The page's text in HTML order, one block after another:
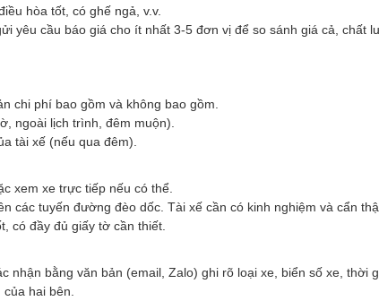
hòa tốt, có ghế ngả, v.v.
yêu cầu báo giá cho ít nhất 3-5 đơn vị để so sánh giá cả, chất
chi phí bao gồm và không bao gồm.
ngoài lịch trình, đêm muộn).
tài xế (nếu qua đêm).
xem xe trực tiếp nếu có thể.
các tuyến đường đèo dốc. Tài xế cần có kinh nghiệm và cẩn
có đầy đủ giấy tờ cần thiết.
nhận bằng văn bản (email, Zalo) ghi rõ loại xe, biển số xe, thời
hai bên.